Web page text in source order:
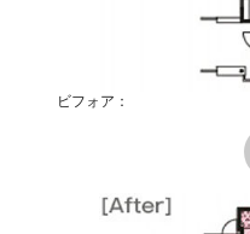
ビフォア：